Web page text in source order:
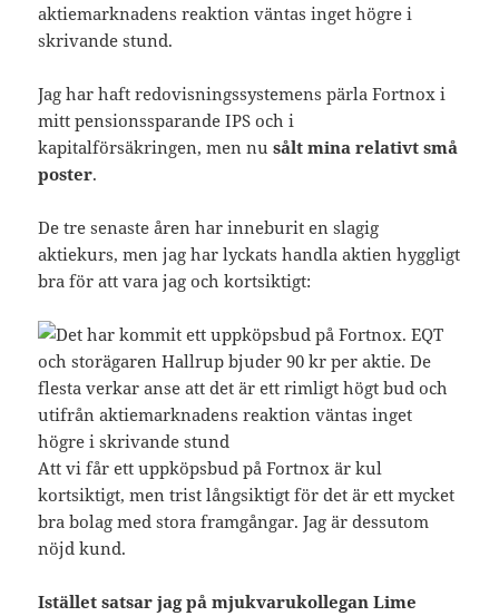
aktiemarknadens reaktion väntas inget högre i
skrivande stund.
Jag har haft redovisningssystemens pärla Fortnox i
mitt pensionssparande IPS och i
kapitalförsäkringen, men nusålt mina relativt små
poster.
De tre senaste åren har inneburit en slagig
aktiekurs, men jag har lyckats handla aktien hyggligt
bra för att vara jag och kortsiktigt:
Att vi får ett uppköpsbud på Fortnox är kul
kortsiktigt, men trist långsiktigt för det är ett mycket
bra bolag med stora framgångar. Jag är dessutom
nöjd kund.
Istället satsar jag på mjukvarukollegan Lime